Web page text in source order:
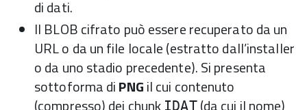
di dati.
Il BLOB cifrato può essere recuperato da un
URL o da un file locale (estratto dall’installer
o da uno stadio precedente). Si presenta
sottoforma diPNGil cui contenuto
IDAT